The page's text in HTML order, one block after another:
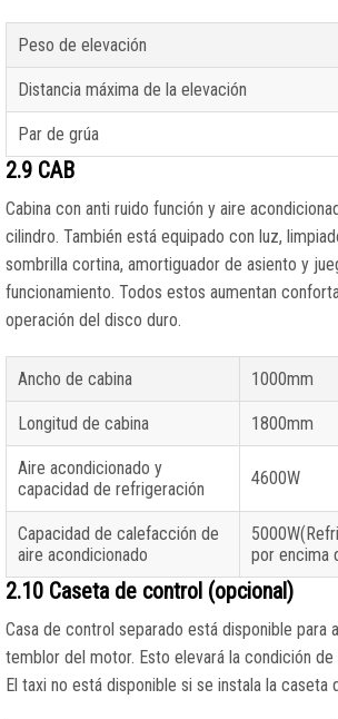
Peso de elevación
Distancia máxima de la elevación
Par de grúa
2.9 CAB
Cabina con anti ruido función y aire
cilindro. También está equipado con luz,
sombrilla cortina, amortiguador de asiento y
funcionamiento. Todos estos aumentan
operación del disco duro.
Ancho de cabina 1000mm
Longitud de cabina 1800mm
Aire acondicionado y
capacidad de refrigeración
4600W
Capacidad de calefacción de
aire acondicionado
por encima
2.10 Caseta de control (opcional)
Casa de control separado está disponible para
temblor del motor. Esto elevará la condición de
El taxi no está disponible si se instala la caseta